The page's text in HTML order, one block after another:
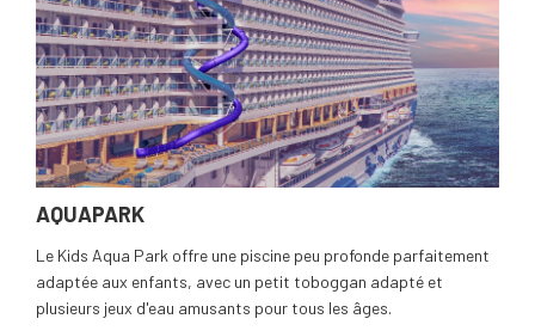
AQUAPARK
Le Kids Aqua Park offre une piscine peu profonde parfaitement
adaptée aux enfants, avec un petit toboggan adapté et
plusieurs jeux d'eau amusants pour tous les âges.